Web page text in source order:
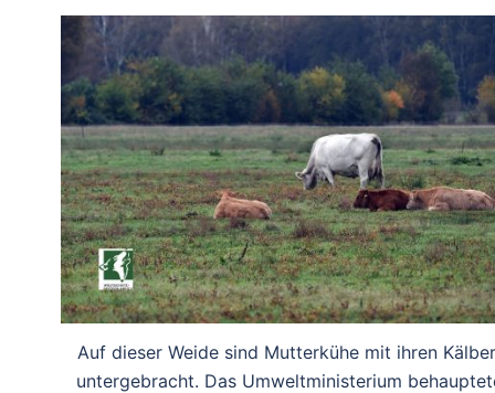
Auf dieser Weide sind Mutterkühe mit ihren
untergebracht. Das Umweltministerium